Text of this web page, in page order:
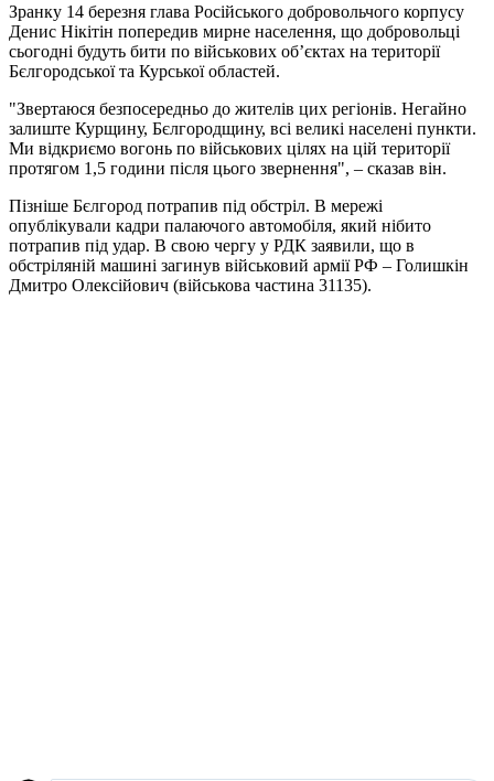
Зранку 14 березня глава Російського добровольчого корпусу
Денис Нікітін попередив мирне населення, що добровольці
сьогодні будуть бити по військових об’єктах на території
Бєлгородської та Курської областей.
"Звертаюся безпосередньо до жителів цих регіонів. Негайно
залиште Курщину, Бєлгородщину, всі великі населені пункти.
Ми відкриємо вогонь по військових цілях на цій території
протягом 1,5 години після цього звернення", – сказав він.
Пізніше Бєлгород потрапив під обстріл. В мережі
опублікували кадри палаючого автомобіля, який нібито
потрапив під удар. В свою чергу у РДК заявили, що в
обстріляній машині загинув військовий армії РФ – Голишкін
Дмитро Олексійович (військова частина 31135).